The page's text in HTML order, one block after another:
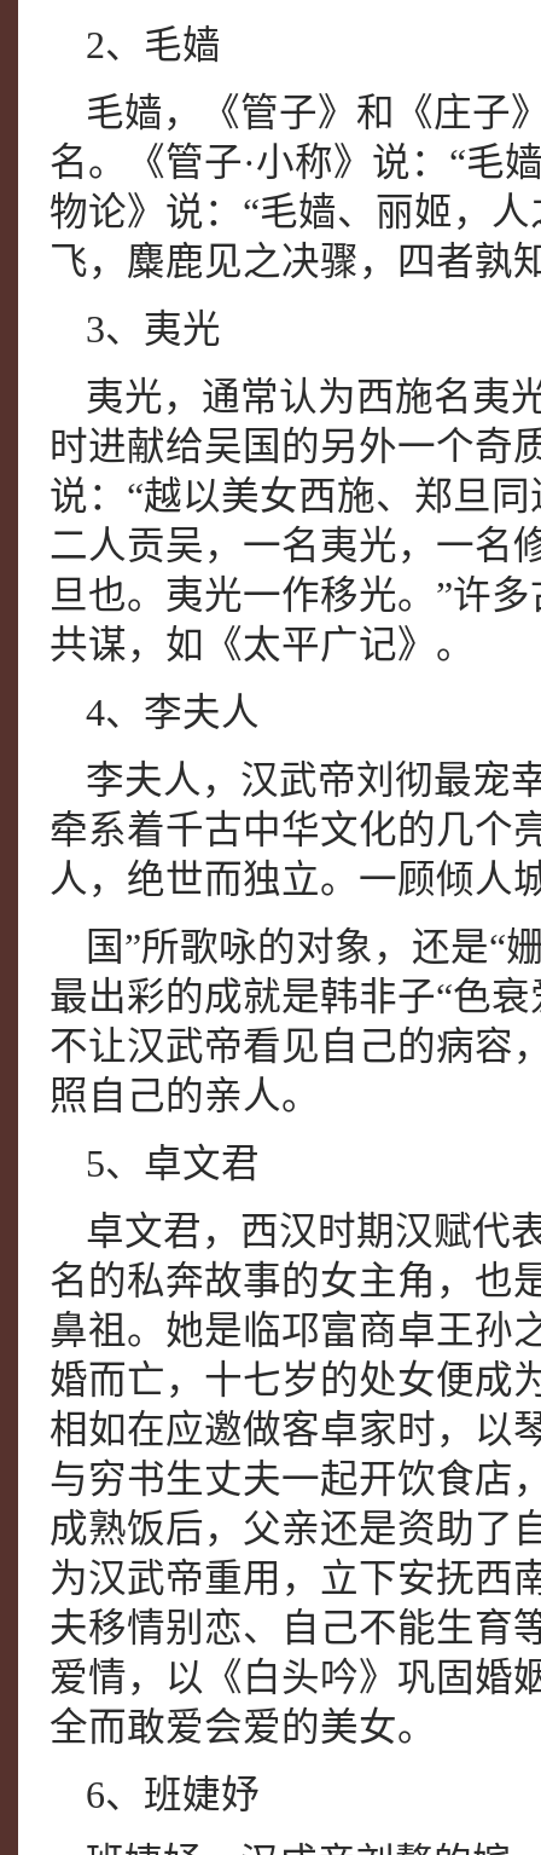
2、毛嫱
毛嫱，《管子》和《庄子
名。《管子·小称》说：“毛
物论》说：“毛嫱、丽姬，
飞，麋鹿见之决骤，四者孰
3、夷光
夷光，通常认为西施名夷
时进献给吴国的另外一个奇
说：“越以美女西施、郑旦
二人贡吴，一名夷光，一名
旦也。夷光一作移光。”许
共谋，如《太平广记》。
4、李夫人
李夫人，汉武帝刘彻最宠
牵系着千古中华文化的几
人，绝世而独立。一顾倾人
国”所歌咏的对象，还是“
最出彩的成就是韩非子“色
不让汉武帝看见自己的病容
照自己的亲人。
5、卓文君
卓文君，西汉时期汉赋代
名的私奔故事的女主角，也
鼻祖。她是临邛富商卓王孙
婚而亡，十七岁的处女便成
相如在应邀做客卓家时，以
与穷书生丈夫一起开饮食店
成熟饭后，父亲还是资助了
为汉武帝重用，立下安抚西
夫移情别恋、自己不能生育
爱情，以《白头吟》巩固婚
全而敢爱会爱的美女。
6、班婕妤